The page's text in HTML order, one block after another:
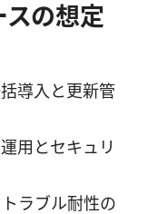
の想定
導入と更新管
用とセキュリ
ラブル耐性の